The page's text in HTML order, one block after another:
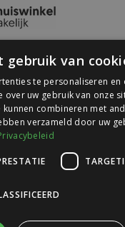
gebruik van
te personaliseren en
uw gebruik van onze
combineren met
verzameld door uw